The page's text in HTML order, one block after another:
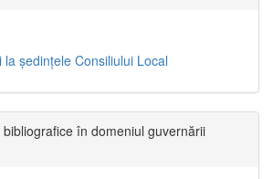
şedinţele Consiliului Local
în domeniul guvernării